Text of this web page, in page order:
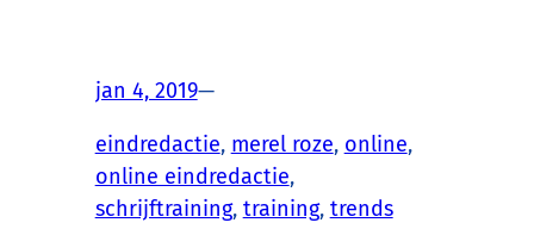
jan 4, 2019—
eindredactie, merel roze, online ,
online eindredactie ,
schrijftraining, training, trends